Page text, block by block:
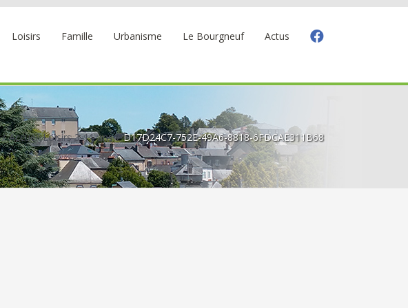
Loisirs Famille Urbanisme Le Bourgneuf Actus
Accueil Loisirs 3-11 ans D17D24C7-752E-49A6-8818-6FDCAE311B68